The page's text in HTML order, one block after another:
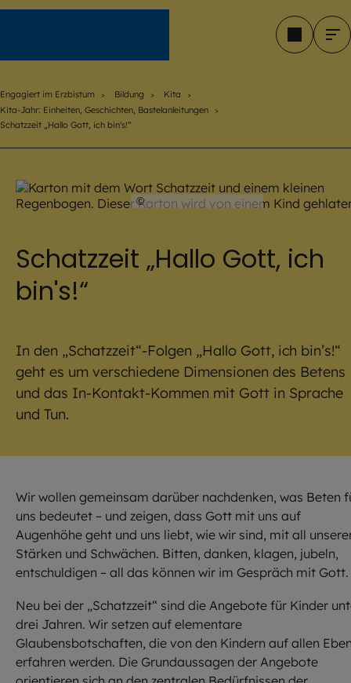
Engagiert im Erzbistum Bildung
Kita
Kita-Jahr: Einheiten, Geschichten, Bastelanleitungen
Schatzzeit „Hallo Gott, ich bin's!“
© Julia Romeiß / EOM
Schatzzeit „Hallo Gott, ich
bin's!“
In den „Schatzzeit“-Folgen „Hallo Gott, ich bin’s!“
geht es um verschiedene Dimensionen des Betens
und das In-Kontakt-Kommen mit Gott in Sprache
und Tun.
Wir wollen gemeinsam darüber nachdenken, was Beten
uns bedeutet – und zeigen, dass Gott mit uns auf
Augenhöhe geht und uns liebt, wie wir sind, mit all
Stärken und Schwächen. Bitten, danken, klagen, jubeln,
entschuldigen – all das können wir im Gespräch mit Gott.
Neu bei der „Schatzzeit“ sind die Angebote für Kinder
drei Jahren. Wir setzen auf elementare
Glaubensbotschaften, die von den Kindern auf allen
erfahren werden. Die Grundaussagen der Angebote